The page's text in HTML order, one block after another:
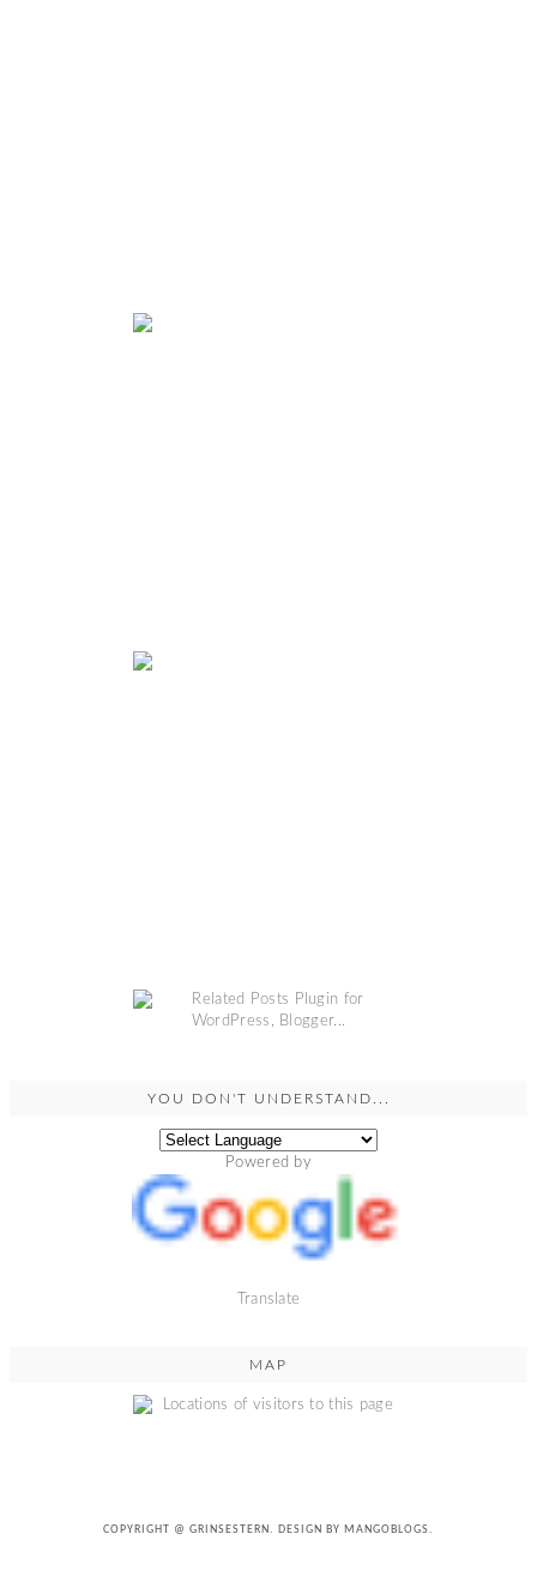
YOU DON'T UNDERSTAND...
Powered by
Translate
MAP
COPYRIGHT @ GRINSESTERN. DESIGN BY MANGOBLOGS.